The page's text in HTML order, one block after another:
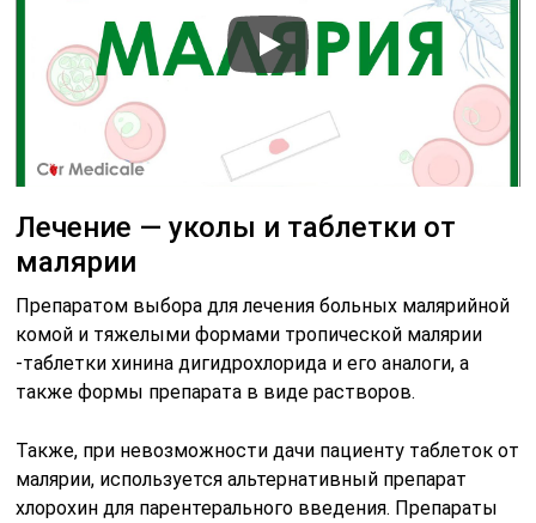
Лечение — уколы и таблетки от
малярии
Препаратом выбора для лечения больных малярийной
комой и тяжелыми формами тропической малярии
-таблетки хинина дигидрохлорида и его аналоги, а
также формы препарата в виде растворов.
Также, при невозможности дачи пациенту таблеток от
малярии, используется альтернативный препарат
хлорохин для парентерального введения. Препараты